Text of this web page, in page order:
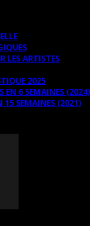
LES ARTISTES
2025
EN 6 SEMAINES (2024)
15 SEMAINES (2021)